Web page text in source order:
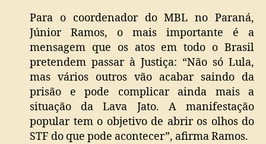
Para o coordenador do MBL no Paraná,
Júnior Ramos, o mais importante é a
mensagem que os atos em todo o Brasil
pretendem passar à Justiça: “Não só Lula,
mas vários outros vão acabar saindo da
prisão e pode complicar ainda mais a
situação da Lava Jato. A manifestação
popular tem o objetivo de abrir os olhos do
STF do que pode acontecer”, afirma Ramos.